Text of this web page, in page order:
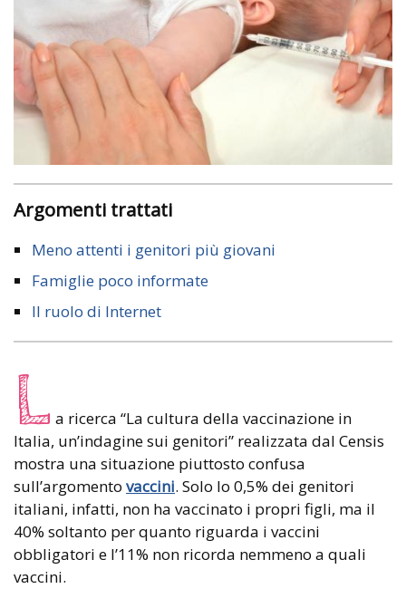
Argomenti trattati
Meno attenti i genitori più giovani
Famiglie poco informate
Il ruolo di Internet
L a ricerca “La cultura della vaccinazione in
Italia, un’indagine sui genitori” realizzata dal Censis
mostra una situazione piuttosto confusa
sull’argomento vaccini. Solo lo 0,5% dei genitori
italiani, infatti, non ha vaccinato i propri figli, ma il
40% soltanto per quanto riguarda i vaccini
obbligatori e l’11% non ricorda nemmeno a quali
vaccini.